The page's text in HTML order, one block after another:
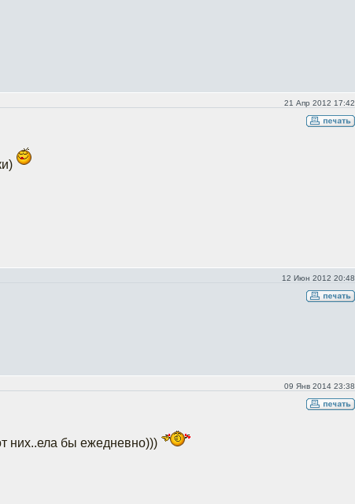
21 Апр 2012 17:42
12 Июн 2012 20:48
09 Янв 2014 23:38
них..ела бы ежедневно)))